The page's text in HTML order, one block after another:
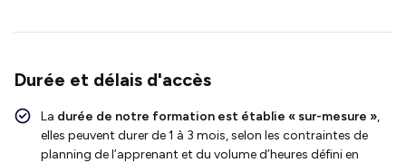
Durée et délais d'accès
La durée de notre formation est établie « sur-mesure »,
elles peuvent durer de 1 à 3 mois, selon les contraintes de
planning de l’apprenant et du volume d’heures défini en